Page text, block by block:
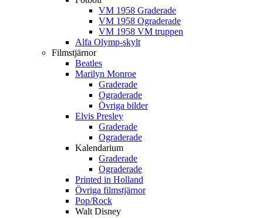
VM 1958 Graderade
VM 1958 Ograderade
VM 1958 VM truppen
Alfa Olymp-skylt
Filmstjärnor
Beatles
Marilyn Monroe
Graderade
Ograderade
Övriga bilder
Elvis Presley
Graderade
Ograderade
Kalendarium
Graderade
Ograderade
Printed in Holland
Övriga filmstjärnor
Pop/Rock
Walt Disney